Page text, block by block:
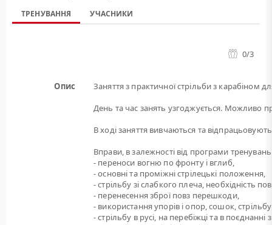
ТРЕНУВАННЯ УЧАСНИКИ
0/3
Опис
Заняття з практичної стрільби з карабіном
День та час занять узгоджується. Можливо
В ході заняття вивчаються та
Вправи, в залежності від програми
- переноси вогню по фронту і вглиб,
- основні та проміжні стрілецькі положення,
- стрільбу зі слабкого плеча, необхідність
- перенесення зброї повз перешкоди,
- використання упорів і опор, сошок,
- стрільбу в русі, на перебіжці та в